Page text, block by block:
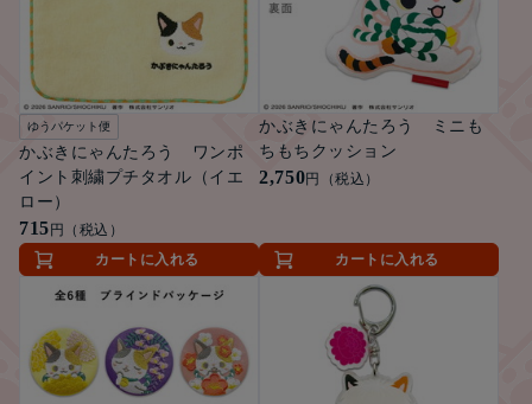
ゆうパケット便
かぶきにゃんたろう ワンポ
イント刺繍プチタオル（イエ
ロー）
715 円（税込）
カートに入れる
かぶきにゃんたろう ミニも
ちもちクッション
2,750円（税込）
カートに入れる